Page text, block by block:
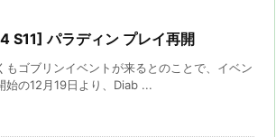
S11] パラディン プレイ再開
もゴブリンイベントが来るとのことで、イベン
始の12月19日より、Diab ...